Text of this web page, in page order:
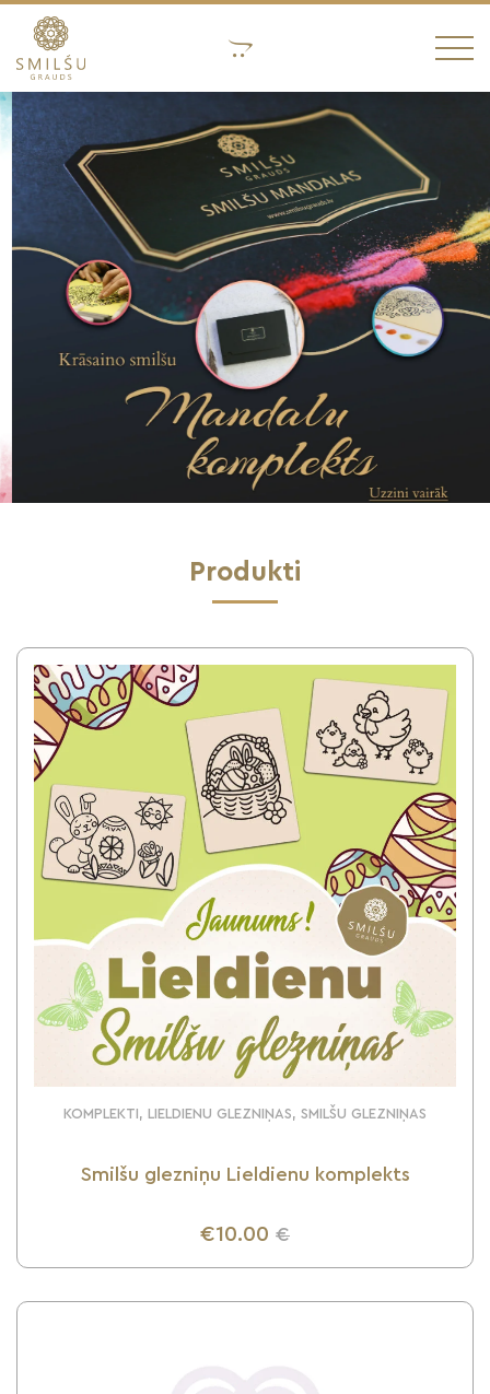
Produkti
KOMPLEKTI, LIELDIENU GLEZNIŅAS, SMILŠU GLEZNIŅAS
Smilšu glezniņu Lieldienu komplekts
€10.00 €
UZZINI VAIRĀK